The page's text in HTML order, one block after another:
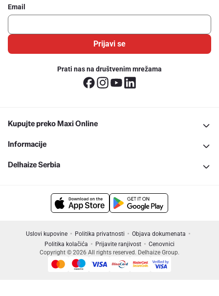
Email
Prijavi se
Prati nas na društvenim mrežama
Kupujte preko Maxi Online
Informacije
Delhaize Serbia
Uslovi kupovine Politika privatnosti
Objava dokumenata
Politika kolačića
Prijavite ranjivost
Cenovnici
Copyright © 2026 All rights reserved. Delhaize Group.